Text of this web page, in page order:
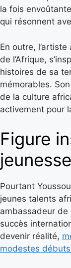
la fois
qui résonnent
En outre,
de l’Afrique,
histoires de sa
mémorables.
de la culture
activement pour
Figure
Pourtant
jeunes talents
ambassadeur de
succès
devenir réalité,
modestes